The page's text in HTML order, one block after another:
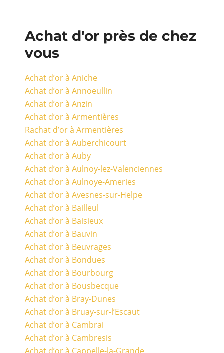
Achat d'or près de chez
vous
Achat d’or à Aniche
Achat d’or à Annoeullin
Achat d’or à Anzin
Achat d’or à Armentières
Rachat d’or à Armentières
Achat d’or à Auberchicourt
Achat d’or à Auby
Achat d’or à Aulnoy-lez-Valenciennes
Achat d’or à Aulnoye-Ameries
Achat d’or à Avesnes-sur-Helpe
Achat d’or à Bailleul
Achat d’or à Baisieux
Achat d’or à Bauvin
Achat d’or à Beuvrages
Achat d’or à Bondues
Achat d’or à Bourbourg
Achat d’or à Bousbecque
Achat d’or à Bray-Dunes
Achat d’or à Bruay-sur-l’Escaut
Achat d’or à Cambrai
Achat d’or à Cambresis
Achat d’or à Cappelle-la-Grande